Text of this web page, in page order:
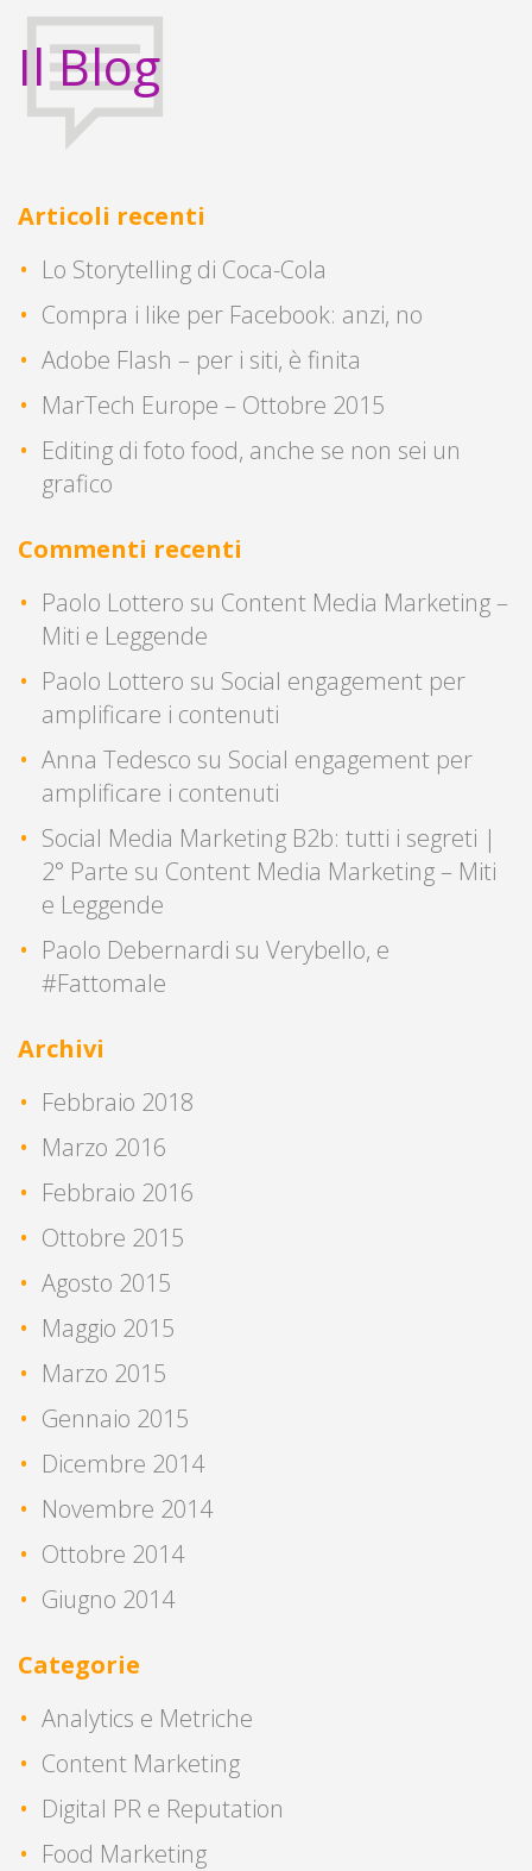
Il Blog
Articoli recenti
Lo Storytelling di Coca-Cola
Compra i like per Facebook: anzi, no
Adobe Flash – per i siti, è finita
MarTech Europe – Ottobre 2015
Editing di foto food, anche se non sei un
grafico
Commenti recenti
Paolo Lottero su Content Media Marketing –
Miti e Leggende
Paolo Lottero su Social engagement per
amplificare i contenuti
Anna Tedesco su Social engagement per
amplificare i contenuti
Social Media Marketing B2b: tutti i segreti |
2° Parte su Content Media Marketing – Miti
e Leggende
Paolo Debernardi su Verybello, e
#Fattomale
Archivi
Febbraio 2018
Marzo 2016
Febbraio 2016
Ottobre 2015
Agosto 2015
Maggio 2015
Marzo 2015
Gennaio 2015
Dicembre 2014
Novembre 2014
Ottobre 2014
Giugno 2014
Categorie
Analytics e Metriche
Content Marketing
Digital PR e Reputation
Food Marketing